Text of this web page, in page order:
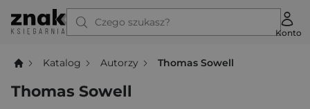
Czego szukasz?
Konto
Katalog Autorzy Thomas Sowell
Thomas Sowell